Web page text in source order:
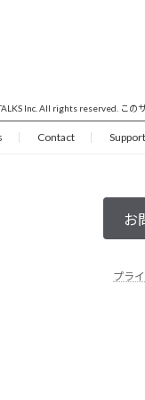
Inc. All rights reserved. この
Contact Support
お
プラ